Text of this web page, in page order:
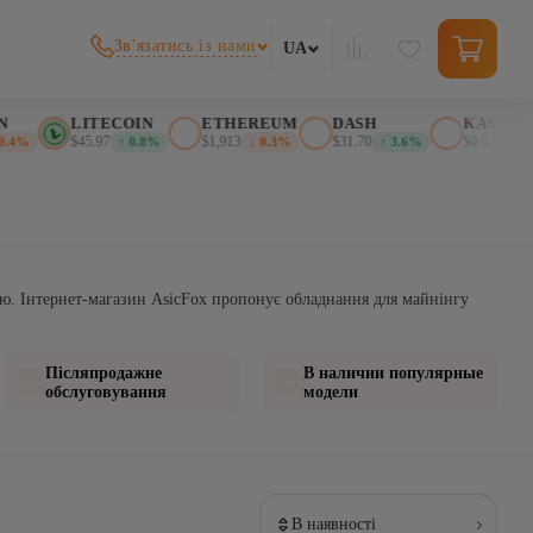
Зв'язатись із нами UA
LITECOIN
$45.97 ↑ 0.8%
ETHEREUM
$1,913 ↓ 0.3%
DASH
$31.70 ↑ 3.6%
KASPA
$0.026625
Інтернет-магазин AsicFox пропонує обладнання для майнінгу
Післяпродажне
обслуговування
В наличии популярные
модели
В наявності